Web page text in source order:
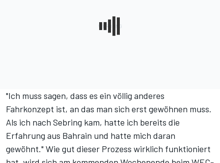
"Ich muss sagen, dass es ein völlig anderes
Fahrkonzept ist, an das man sich erst gewöhnen muss.
Als ich nach Sebring kam, hatte ich bereits die
Erfahrung aus Bahrain und hatte mich daran
gewöhnt." Wie gut dieser Prozess wirklich funktioniert